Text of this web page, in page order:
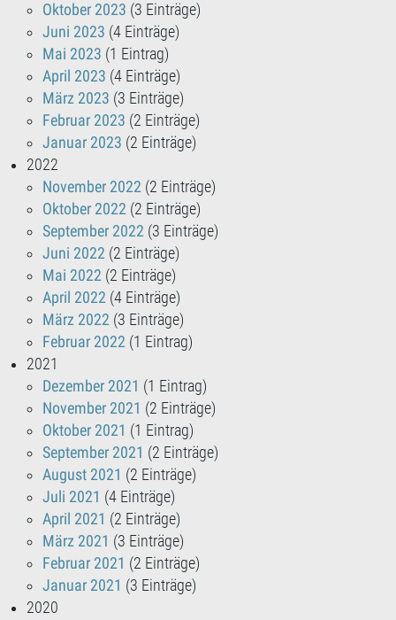
Oktober 2023 (3 Einträge)
Juni 2023 (4 Einträge)
Mai 2023 (1 Eintrag)
April 2023 (4 Einträge)
März 2023 (3 Einträge)
Februar 2023 (2 Einträge)
Januar 2023 (2 Einträge)
2022
November 2022 (2 Einträge)
Oktober 2022 (2 Einträge)
September 2022 (3 Einträge)
Juni 2022 (2 Einträge)
Mai 2022 (2 Einträge)
April 2022 (4 Einträge)
März 2022 (3 Einträge)
Februar 2022 (1 Eintrag)
2021
Dezember 2021 (1 Eintrag)
November 2021 (2 Einträge)
Oktober 2021 (1 Eintrag)
September 2021 (2 Einträge)
August 2021 (2 Einträge)
Juli 2021 (4 Einträge)
April 2021 (2 Einträge)
März 2021 (3 Einträge)
Februar 2021 (2 Einträge)
Januar 2021 (3 Einträge)
2020